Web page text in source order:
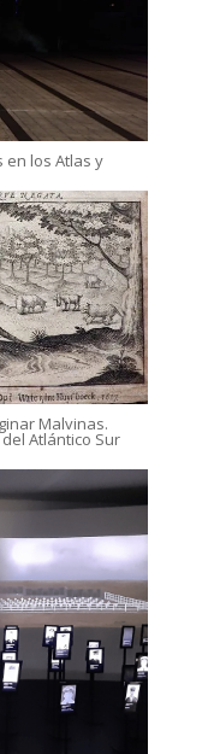
en los Atlas y
Malvinas.
Atlántico Sur